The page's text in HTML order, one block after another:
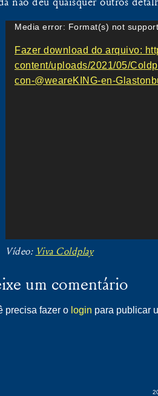
Tocador
de
vídeo
Media error: Format(s) not
Fazer download do arquivo:
content/uploads/2021/05/
con-@weareKING-en-
Vídeo: Viva Coldplay
um comentário
precisa fazer o login para publicar